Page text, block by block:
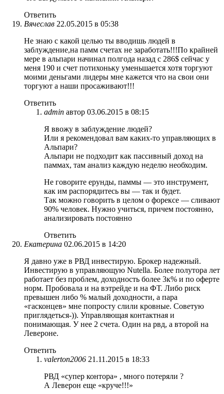
Ответить
Вячеслав 22.05.2015 в 05:38
Не знаю с какой целью ты вводишь людей в
заблуждение,на памм счетах не заработать!!!По крайней
мере в альпари начинал полгода назад с 286$ сейчас у
меня 190 и счет потихоньку уменьшается хотя торгуют
моими деньгами лидеры мне кажется что на свои они
торгуют а наши просаживают!!!
Ответить
admin автор 03.06.2015 в 08:15
Я ввожу в заблуждение людей?
Или я рекомендовал вам каких-то управляющих в
Альпари?
Альпари не подходит как пассивный доход на
паммах, там анализ каждую неделю необходим.
Не говорите ерунды, паммы — это инструмент,
как им распорядитесь вы — так и будет.
Так можно говорить в целом о форексе — сливают
90% человек. Нужно учиться, причем постоянно,
анализировать постоянно
Ответить
Екатерина 02.06.2015 в 14:20
Я давно уже в РВД инвестирую. Брокер надежный.
Инвестирую в управляющую Nutella. Более полутора лет
работает без проблем, доходность более 3к% и по оферте
норм. Пробовала и на вэтрейде и на ФТ. Либо риск
превышен либо % малый доходности, а пара
«гасконцев» мне попросту слили кровные. Советую
приглядеться-)). Управляющая контактная и
понимающая. У нее 2 счета. Один на рвд, а второй на
Левероне.
Ответить
valerton2006 21.11.2015 в 18:33
РВД «супер контора» , много потеряли ?
А Леверон еще «круче!!!»